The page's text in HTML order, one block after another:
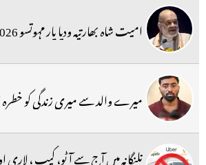
امیت شاہ بھارتیہ ودیا پار مہوتسو 2026ء کا افتتاح کرینگے
میرے والد سے میری زندگی کو
تلنگانہ میں آج سے آٹو، کیب ، لاری